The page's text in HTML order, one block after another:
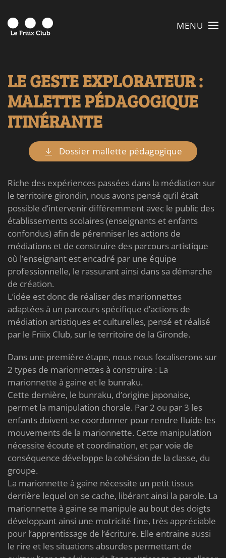
Skip to main content MENU
LE GESTE EXPLORATEUR :
MALETTE PÉDAGOGIQUE
ITINÉRANTE
Dossier mallette pédagogique
Riche des expériences passées dans la médiation sur
le territoire girondin, nous avons pensé qu’il était
possible d’intervenir différemment avec le public des
établissements scolaires (enseignants et enfants
confondus) afin de pérenniser les actions de
médiations et de construire des parcours artistique
où l’enseignant est encadré par une équipe
professionnelle, le rassurant ainsi dans sa démarche
de création.
L’idée est donc de réaliser des marionnettes
adaptées à un parcours spécifique d’actions de
médiation artistiques et culturelles, pensé et réalisé
par le Friiix Club, sur le territoire de la Gironde.
Dans une première étape, nous nous focaliserons sur
2 types de marionnettes à construire : La
marionnette à gaine et le bunraku.
Cette dernière, le bunraku, d’origine japonaise,
permet la manipulation chorale. Par 2 ou par 3 les
enfants doivent se coordonner pour rendre fluide les
mouvements de la marionnette. Cette manipulation
nécessite écoute et coordination, et par voie de
conséquence développe la cohésion de la classe, du
groupe.
La marionnette à gaine nécessite un petit tissus
derrière lequel on se cache, libérant ainsi la parole. La
marionnette à gaine se manipule au bout des doigts
développant ainsi une motricité fine, très appréciable
pour l’apprentissage de l’écriture. Elle entraine aussi
le rire et les situations absurdes permettant de